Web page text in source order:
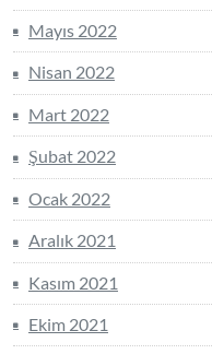
Mayıs 2022
Nisan 2022
Mart 2022
Şubat 2022
Ocak 2022
Aralık 2021
Kasım 2021
Ekim 2021